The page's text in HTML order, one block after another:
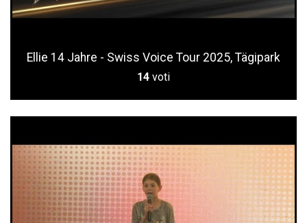
Ellie 14 Jahre - Swiss Voice Tour 2025, Tägipark
14 voti